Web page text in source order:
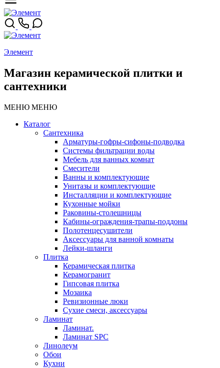
Элемент
Магазин керамической плитки и
сантехники
МЕНЮ МЕНЮ
Каталог
Сантехника
Арматуры-гофры-сифоны-подводка
Системы фильтрации воды
Мебель для ванных комнат
Смесители
Ванны и комплектующие
Унитазы и комплектующие
Инсталляции и комплектующие
Кухонные мойки
Раковины-столешницы
Кабины-ограждения-трапы-поддоны
Полотенцесушители
Аксессуары для ванной комнаты
Лейки-шланги
Плитка
Керамическая плитка
Керамогранит
Гипсовая плитка
Мозаика
Ревизионные люки
Сухие смеси, аксессуары
Ламинат
Ламинат.
Ламинат SPC
Линолеум
Обои
Кухни